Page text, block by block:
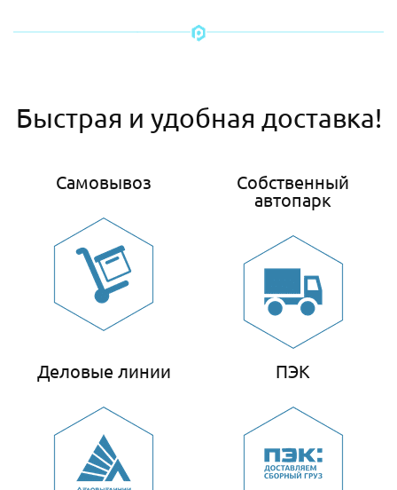
Быстрая и удобная доставка!
Самовывоз
Собственный
автопарк
Деловые линии ПЭК